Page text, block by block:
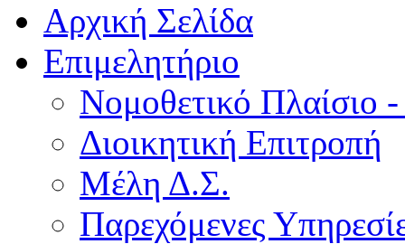
Αρχική Σελίδα
Επιμελητήριο
Νομοθετικό Πλαίσιο
Διοικητική Επιτροπή
Μέλη Δ.Σ.
Παρεχόμενες